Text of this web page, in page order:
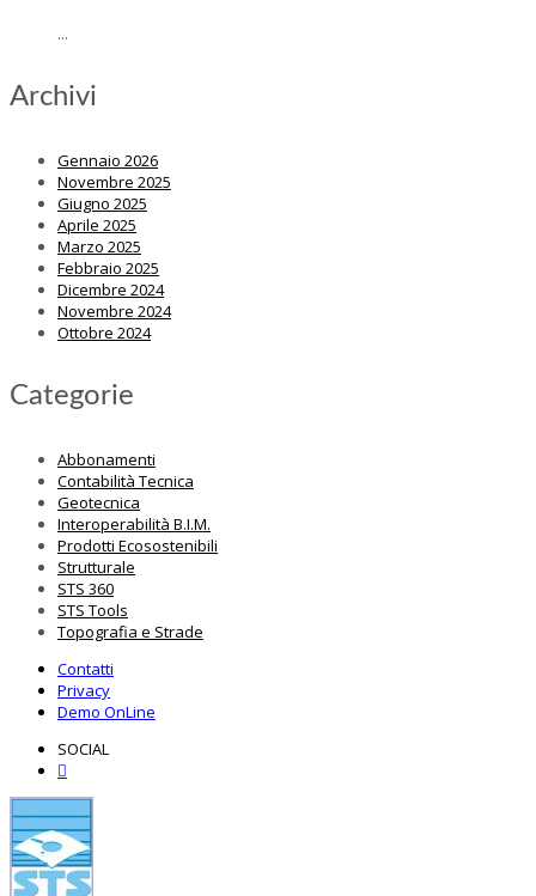
...
Archivi
Gennaio 2026
Novembre 2025
Giugno 2025
Aprile 2025
Marzo 2025
Febbraio 2025
Dicembre 2024
Novembre 2024
Ottobre 2024
Categorie
Abbonamenti
Contabilità Tecnica
Geotecnica
Interoperabilità B.I.M.
Prodotti Ecosostenibili
Strutturale
STS 360
STS Tools
Topografia e Strade
Contatti
Privacy
Demo OnLine
SOCIAL